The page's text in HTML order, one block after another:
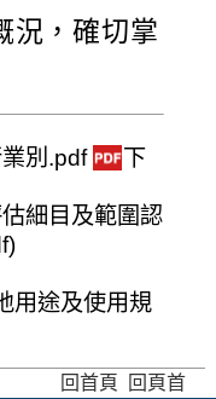
況，確切掌
別.pdf
下
細目及範圍認
用途及使用規
回首頁 回頁首